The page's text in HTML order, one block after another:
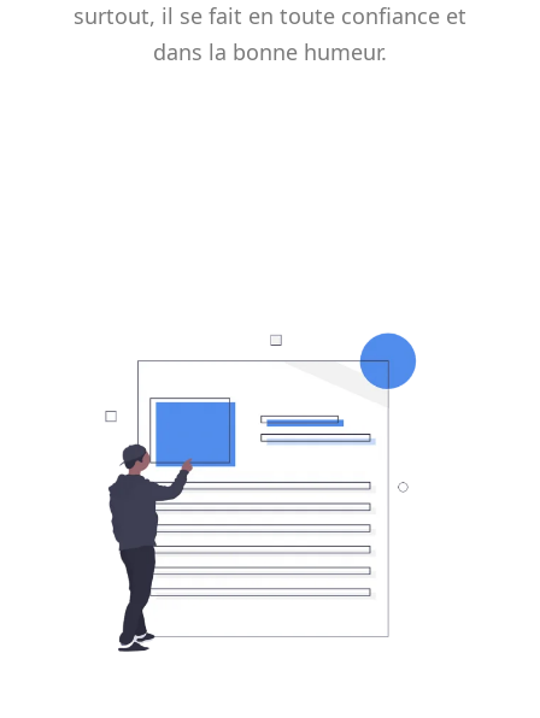
surtout, il se fait en toute confiance et
dans la bonne humeur.